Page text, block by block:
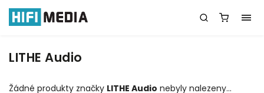
LITHE Audio
Žádné produkty značky LITHE Audio nebyly nalezeny...